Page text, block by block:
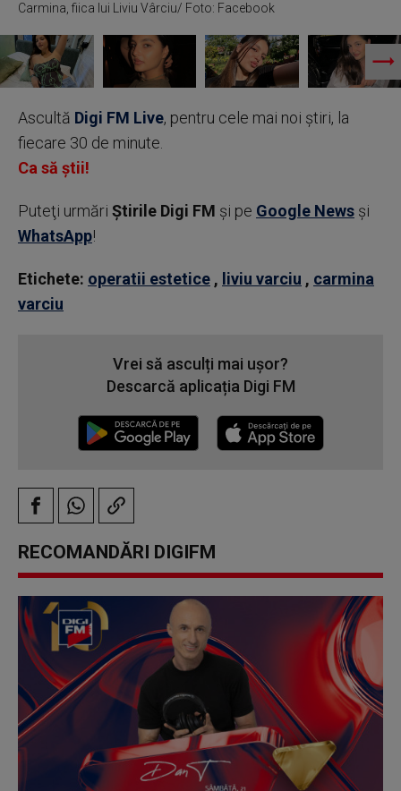
Carmina, fiica lui Liviu Vârciu/ Foto: Facebook
Ascultă Digi FM Live, pentru cele mai noi știri, la
fiecare 30 de minute.
Ca să știi!
Puteţi urmări Știrile Digi FM şi pe Google News şi
WhatsApp!
Etichete: operatii estetice , liviu varciu , carmina
varciu
Vrei să asculți mai ușor?
Descarcă aplicația Digi FM
RECOMANDĂRI DIGIFM